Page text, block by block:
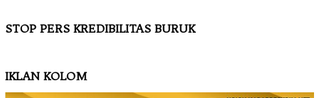
STOP PERS KREDIBILITAS BURUK
IKLAN KOLOM